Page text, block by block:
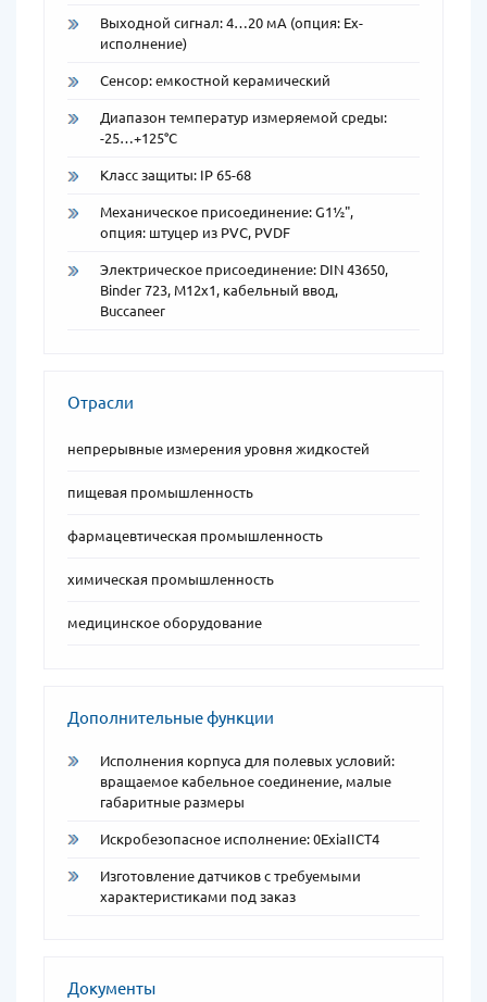
Выходной сигнал: 4…20 мA (опция: Ex-
исполнение)
Сенсор: емкостной керамический
Диапазон температур измеряемой среды:
-25…+125°C
Класс защиты: IP 65-68
Механическое присоединение: G1½",
опция: штуцер из PVC, PVDF
Электрическое присоединение: DIN 43650,
Binder 723, M12x1, кабельный ввод,
Buccaneer
Отрасли
непрерывные измерения уровня жидкостей
пищевая промышленность
фармацевтическая промышленность
химическая промышленность
медицинское оборудование
Дополнительные функции
Исполнения корпуса для полевых условий:
вращаемое кабельное соединение, малые
габаритные размеры
Искробезопасное исполнение: 0ExiaIICT4
Изготовление датчиков с требуемыми
характеристиками под заказ
Документы